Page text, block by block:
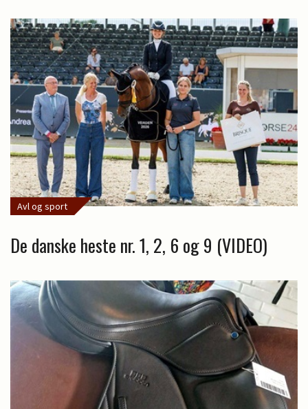
Avl og sport
De danske heste nr. 1, 2, 6 og 9 (VIDEO)